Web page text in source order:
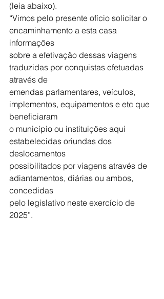
(leia abaixo).
“Vimos pelo presente ofício solicitar o
encaminhamento a esta casa
informações
sobre a efetivação dessas viagens
traduzidas por conquistas efetuadas
através de
emendas parlamentares, veículos,
implementos, equipamentos e etc que
beneficiaram
o município ou instituições aqui
estabelecidas oriundas dos
deslocamentos
possibilitados por viagens através de
adiantamentos, diárias ou ambos,
concedidas
pelo legislativo neste exercício de
2025”.